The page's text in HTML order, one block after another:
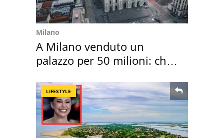
Milano
A Milano venduto un
palazzo per 50 milioni: chi
LIFESTYLE